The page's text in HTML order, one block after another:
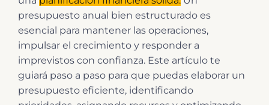
presupuesto anual bien estructurado es
esencial para mantener las operaciones,
impulsar el crecimiento y responder a
imprevistos con confianza. Este artículo te
guiará paso a paso para que puedas elaborar un
presupuesto eficiente, identificando